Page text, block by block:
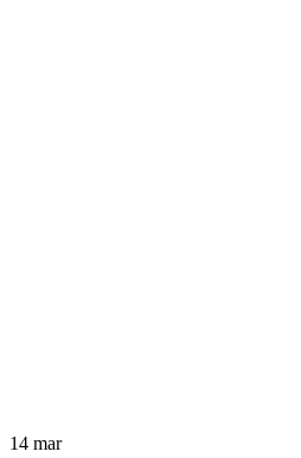
14 mar